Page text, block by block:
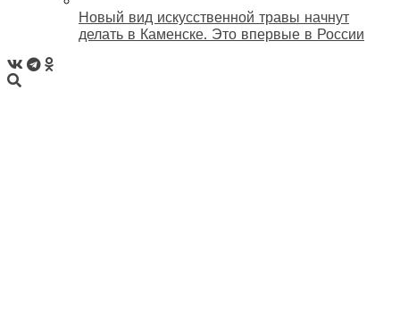
Новый вид искусственной травы начнут
делать в Каменске. Это впервые в России